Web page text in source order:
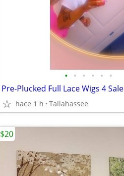
• • • • • •
Pre-Plucked Full Lace Wigs 4 Sale
hace 1 h Tallahassee
$20